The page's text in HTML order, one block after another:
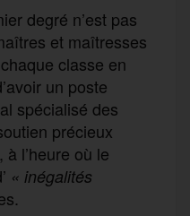
degré n’est pas
et maîtresses
classe en
un poste
spécialisé des
précieux
l’heure où le
« inégalités